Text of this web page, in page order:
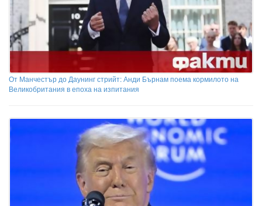
От Манчестър до Даунинг стрийт: Анди Бърнам поема кормилото на
Великобритания в епоха на изпитания